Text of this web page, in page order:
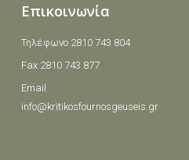
Επικοινωνία
Τηλέφωνο 2810 743 804
Fax 2810 743 877
Email
info@kritikosfournosgeuseis.gr